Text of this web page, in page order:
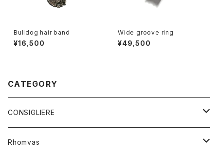
Bulldog hair band
¥16,500
Wide groove ring
¥49,500
CATEGORY
CONSIGLIERE
RING
Rhomvas